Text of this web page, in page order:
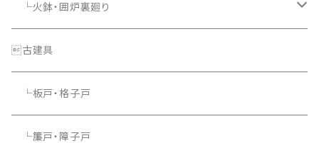
└火鉢・囲炉裏廻り
└照明器具
古建具
└板戸・格子戸
└簾戸・障子戸